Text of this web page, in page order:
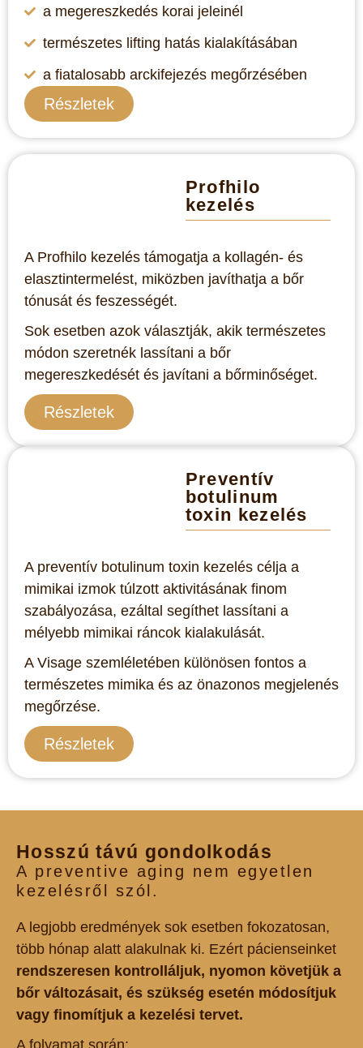
a megereszkedés korai jeleinél
természetes lifting hatás kialakításában
a fiatalosabb arckifejezés megőrzésében
Részletek
Profhilo
kezelés
A Profhilo kezelés támogatja a kollagén- és
elasztintermelést, miközben javíthatja a bőr
tónusát és feszességét.
Sok esetben azok választják, akik természetes
módon szeretnék lassítani a bőr
megereszkedését és javítani a bőrminőséget.
Részletek
Preventív
botulinum
toxin kezelés
A preventív botulinum toxin kezelés célja a
mimikai izmok túlzott aktivitásának finom
szabályozása, ezáltal segíthet lassítani a
mélyebb mimikai ráncok kialakulását.
A Visage szemléletében különösen fontos a
természetes mimika és az önazonos megjelenés
megőrzése.
Részletek
Hosszú távú gondolkodás
A preventive aging nem egyetlen
kezelésről szól.
A legjobb eredmények sok esetben fokozatosan,
több hónap alatt alakulnak ki. Ezért pácienseinket
rendszeresen kontrolláljuk, nyomon követjük a
bőr változásait, és szükség esetén módosítjuk
vagy finomítjuk a kezelési tervet.
A folyamat során: